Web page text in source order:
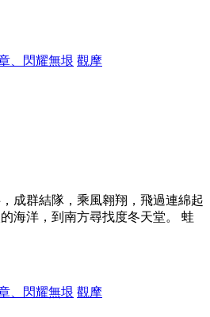
、閃耀無垠 觀摩
成群結隊，乘風翱翔，飛過連綿起
海洋，到南方尋找度冬天堂。 蛙
、閃耀無垠 觀摩